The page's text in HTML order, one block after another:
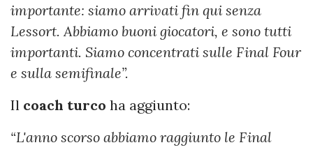
importante: siamo arrivati ​​fin qui senza
Lessort. Abbiamo buoni giocatori, e sono tutti
importanti. Siamo concentrati sulle Final Four
e sulla semifinale”.
Il coach turco ha aggiunto:
“L'anno scorso abbiamo raggiunto le Final